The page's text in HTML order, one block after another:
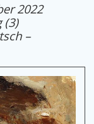
2022
(3)
–